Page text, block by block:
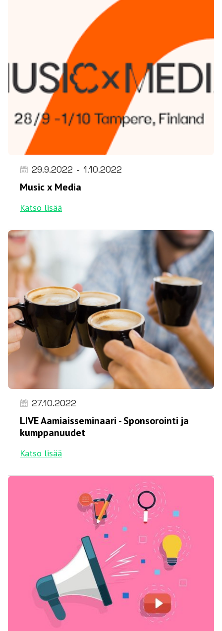
29.9.2022 - 1.10.2022
Music x Media
Katso lisää
27.10.2022
LIVE Aamiaisseminaari - Sponsorointi ja
kumppanuudet
Katso lisää